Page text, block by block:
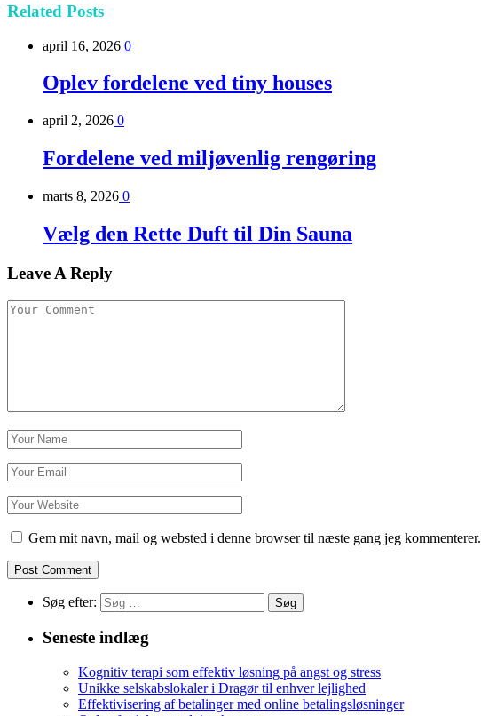
Related Posts
april 16, 2026 0
Oplev fordelene ved tiny houses
april 2, 2026 0
Fordelene ved miljøvenlig rengøring
marts 8, 2026 0
Vælg den Rette Duft til Din Sauna
Leave A Reply
Gem mit navn, mail og websted i denne browser til næste gang jeg kommenterer.
Søg efter:
Seneste indlæg
Kognitiv terapi som effektiv løsning på angst og stress
Unikke selskabslokaler i Dragør til enhver lejlighed
Effektivisering af betalinger med online betalingsløsninger